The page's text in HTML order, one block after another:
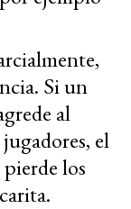
Si un
al
el
los